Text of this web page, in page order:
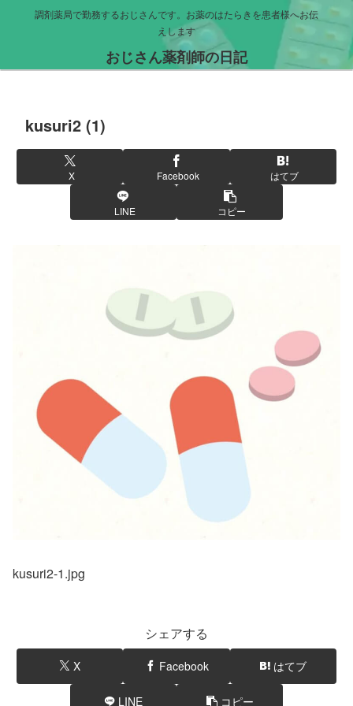
調剤薬局で勤務するおじさんです。お薬のはたらきを患者様へお伝
えします
おじさん薬剤師の日記
kusuri2 (1)
X Facebook はてブ
LINE コピー
kusuri2-1.jpg
シェアする
X Facebook はてブ
LINE コピー